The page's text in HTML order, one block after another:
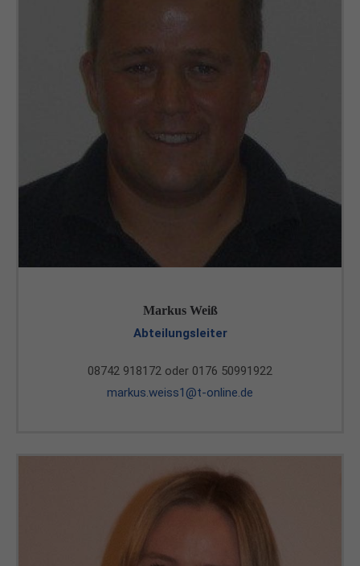
Markus Weiß
Abteilungsleiter
08742 918172 oder 0176 50991922
markus.weiss1@t-online.de